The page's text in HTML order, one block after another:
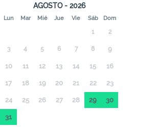
AGOSTO - 2026
Lun Mar Mié Jue Vie Sáb Dom
1 2
3 4 5 6 7 8 9
10 11 12 13 14 15 16
17 18 19 20 21 22 23
24 25 26 27 28 29 30
31